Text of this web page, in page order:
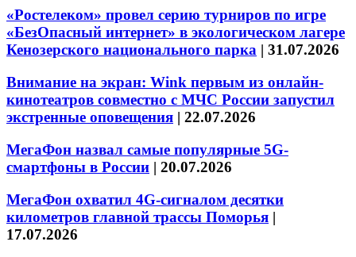
«Ростелеком» провел серию турниров по игре
«БезОпасный интернет» в экологическом лагере
Кенозерского национального парка | 31.07.2026
Внимание на экран: Wink первым из онлайн-
кинотеатров совместно с МЧС России запустил
экстренные оповещения | 22.07.2026
МегаФон назвал самые популярные 5G-
смартфоны в России | 20.07.2026
МегаФон охватил 4G-сигналом десятки
километров главной трассы Поморья |
17.07.2026